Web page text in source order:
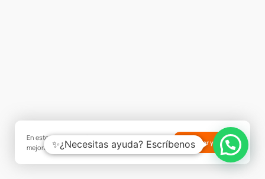
En este sitio web utilizamos cookies para
mejorar tu experiencia.
Aceptar y cerrar
✨¿Necesitas ayuda? Escríbenos